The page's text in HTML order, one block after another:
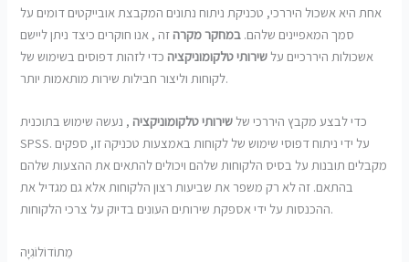
אחת היא אשכול היררכי, טכניקת ניתוח נתונים המקבצת אובייקטים דומים על
סמך המאפיינים שלהם. במחקר מקרה זה , אנו חוקרים כיצד ניתן ליישם
אשכולות היררכיים על שירותי טלקומוניקציה כדי לזהות דפוסים בשימוש של
לקוחות וליצור חבילות שירות מותאמות יותר.
כדי לבצע מקבץ היררכי של שירותי טלקומוניקציה , נעשה שימוש בתוכנית
SPSS. על ידי ניתוח דפוסי שימוש של לקוחות באמצעות טכניקה זו, ספקים
מקבלים תובנות על בסיס הלקוחות שלהם ויכולים להתאים את ההצעות שלהם
בהתאם. זה לא רק משפר את שביעות רצון הלקוחות אלא גם מגדיל את
ההכנסות על ידי אספקת שירותים העונים בדיוק על צרכי הלקוחות.
מֵתוֹדוֹלוֹגִיָה